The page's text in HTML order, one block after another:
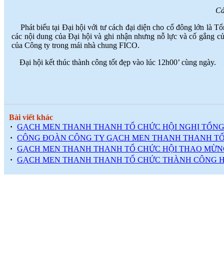
Phát biểu tại Đại hội với tư cách đại diện cho cổ đông lớn là
các nội dung của Đại hội và ghi nhận nhưng nỗ lực và cố gắng
của Công ty trong mái nhà chung FICO.
Đại hội kết thúc thành công tốt đẹp vào lúc 12h00’ cùng ngày.
Bài viết khác
· GẠCH MEN THANH THANH TỔ CHỨC HỘI NGHỊ
· CÔNG ĐOÀN CÔNG TY GẠCH MEN THANH THANH
· GẠCH MEN THANH THANH TỔ CHỨC HỘI THAO
· GẠCH MEN THANH THANH TỔ CHỨC THÀNH CÔNG